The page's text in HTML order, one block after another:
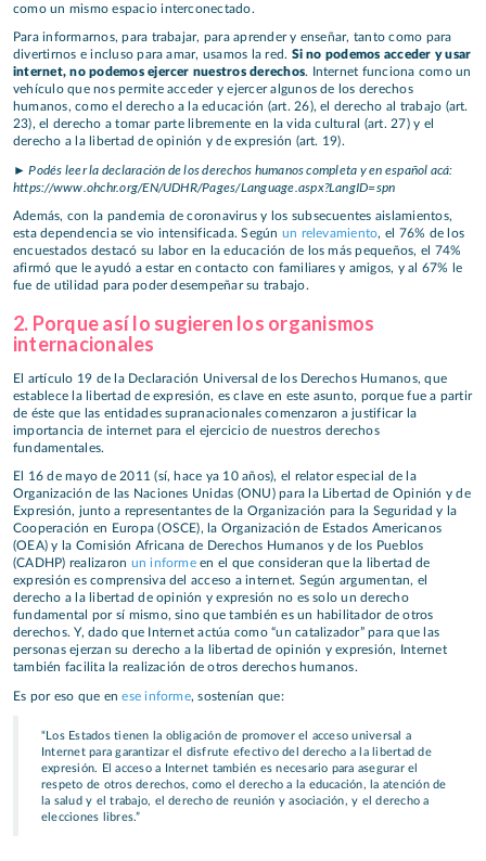
como un mismo espacio interconectado.
Para informarnos, para trabajar, para aprender y enseñar, tanto como para
divertirnos e incluso para amar, usamos la red. Si no podemos acceder y usar
internet, no podemos ejercer nuestros derechos. Internet funciona como un
vehículo que nos permite acceder y ejercer algunos de los derechos
humanos, como el derecho a la educación (art. 26), el derecho al trabajo (art.
23), el derecho a tomar parte libremente en la vida cultural (art. 27) y el
derecho a la libertad de opinión y de expresión (art. 19).
► Podés leer la declaración de los derechos humanos completa y en español acá:
https://www.ohchr.org/EN/UDHR/Pages/Language.aspx?LangID=spn
Además, con la pandemia de coronavirus y los subsecuentes aislamientos,
esta dependencia se vio intensificada. Según un relevamiento, el 76% de los
encuestados destacó su labor en la educación de los más pequeños, el 74%
afirmó que le ayudó a estar en contacto con familiares y amigos, y al 67% le
fue de utilidad para poder desempeñar su trabajo.
2. Porque así lo sugieren los organismos
internacionales
El artículo 19 de la Declaración Universal de los Derechos Humanos, que
establece la libertad de expresión, es clave en este asunto, porque fue a partir
de éste que las entidades supranacionales comenzaron a justificar la
importancia de internet para el ejercicio de nuestros derechos
fundamentales.
El 16 de mayo de 2011 (sí, hace ya 10 años), el relator especial de la
Organización de las Naciones Unidas (ONU) para la Libertad de Opinión y de
Expresión, junto a representantes de la Organización para la Seguridad y la
Cooperación en Europa (OSCE), la Organización de Estados Americanos
(OEA) y la Comisión Africana de Derechos Humanos y de los Pueblos
(CADHP) realizaron un informeen el que consideran que la libertad de
expresión es comprensiva del acceso a internet. Según argumentan, el
derecho a la libertad de opinión y expresión no es solo un derecho
fundamental por sí mismo, sino que también es un habilitador de otros
derechos. Y, dado que Internet actúa como “un catalizador” para que las
personas ejerzan su derecho a la libertad de opinión y expresión, Internet
también facilita la realización de otros derechos humanos.
Es por eso que enese informe, sostenían que:
“Los Estados tienen la obligación de promover el acceso universal a
Internet para garantizar el disfrute efectivo del derecho a la libertad de
expresión. El acceso a Internet también es necesario para asegurar el
respeto de otros derechos, como el derecho a la educación, la atención de
la salud y el trabajo, el derecho de reunión y asociación, y el derecho a
elecciones libres.”